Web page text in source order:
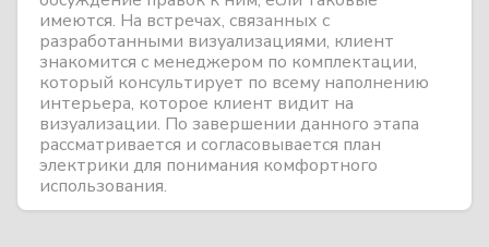
имеются. На встречах, связанных с
разработанными визуализациями, клиент
знакомится с менеджером по комплектации,
который консультирует по всему наполнению
интерьера, которое клиент видит на
визуализации. По завершении данного этапа
рассматривается и согласовывается план
электрики для понимания комфортного
использования.